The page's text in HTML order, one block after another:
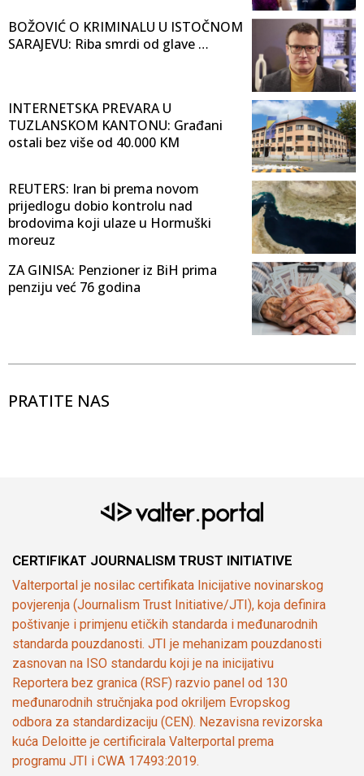
BOŽOVIĆ O KRIMINALU U ISTOČNOM
SARAJEVU: Riba smrdi od glave …
INTERNETSKA PREVARA U
TUZLANSKOM KANTONU: Građani
ostali bez više od 40.000 KM
REUTERS: Iran bi prema novom
prijedlogu dobio kontrolu nad
brodovima koji ulaze u Hormuški
moreuz
ZA GINISA: Penzioner iz BiH prima
penziju već 76 godina
PRATITE NAS
CERTIFIKAT JOURNALISM TRUST INITIATIVE
Valterportal je nosilac certifikata Inicijative novinarskog
povjerenja (Journalism Trust Initiative/JTI), koja definira
poštivanje i primjenu etičkih standarda i međunarodnih
standarda pouzdanosti. JTI je mehanizam pouzdanosti
zasnovan na ISO standardu koji je na inicijativu
Reportera bez granica (RSF) razvio panel od 130
međunarodnih stručnjaka pod okriljem Evropskog
odbora za standardizaciju (CEN). Nezavisna revizorska
kuća Deloitte je certificirala Valterportal prema
programu JTI i CWA 17493:2019.